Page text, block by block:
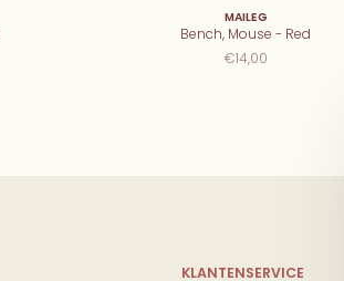
MAILEG
Bench, Mouse - Red
€14,00